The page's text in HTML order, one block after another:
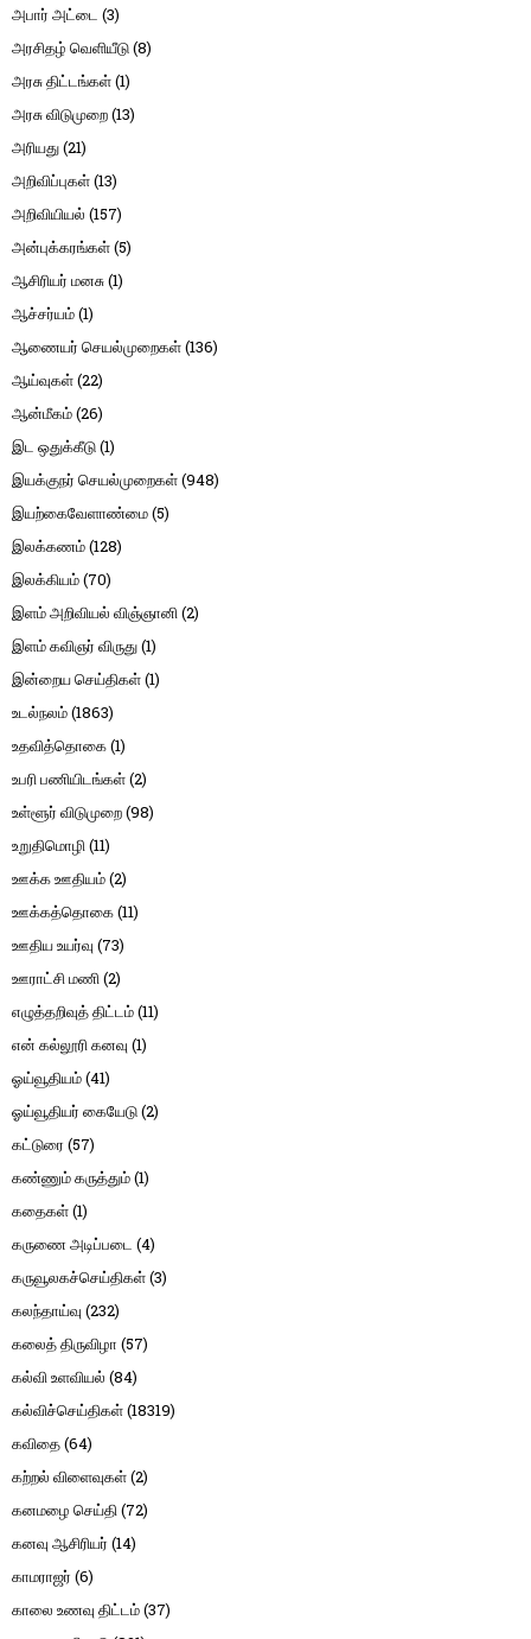
அபார் அட்டை (3)
அரசிதழ் வெளியீடு(8)
அரசு திட்டங்கள்(1)
அரசு விடுமுறை(13)
அரியது(21)
அறிவிப்புகள்(13)
அறிவியியல் (157)
அன்புக்கரங்கள்(5)
ஆசிரியர் மனசு(1)
ஆச்சர்யம்(1)
ஆணையர் செயல்முறைகள்(136)
ஆய்வுகள்(22)
ஆன்மீகம்(26)
இட ஒதுக்கீடு(1)
இயக்குநர் செயல்முறைகள்(948)
இயற்கைவேளாண்மை(5)
இலக்கணம்(128)
இலக்கியம்(70)
இளம் அறிவியல் விஞ்ஞானி(2)
இளம் கவிஞர் விருது(1)
இன்றைய செய்திகள்(1)
உடல்நலம்(1863)
உதவித்தொகை(1)
உபரி பணியிடங்கள்(2)
உள்ளூர் விடுமுறை(98)
உறுதிமொழி(11)
ஊக்க ஊதியம்(2)
ஊக்கத்தொகை(11)
ஊதிய உயர்வு (73)
ஊராட்சி மணி(2)
எழுத்தறிவுத் திட்டம்(11)
என் கல்லூரி கனவு (1)
ஓய்வூதியம்(41)
ஓய்வூதியர் கையேடு(2)
கட்டுரை (57)
கண்ணும் கருத்தும்(1)
கதைகள்(1)
கருணை அடிப்படை (4)
கருவூலகச்செய்திகள்(3)
கலந்தாய்வு (232)
கலைத் திருவிழா (57)
கல்வி உளவியல் (84)
கல்விச்செய்திகள்(18319)
கவிதை(64)
கற்றல் விளைவுகள்(2)
கனமழை செய்தி(72)
கனவு ஆசிரியர் (14)
காமராஜர் (6)
காலை உணவு திட்டம்(37)